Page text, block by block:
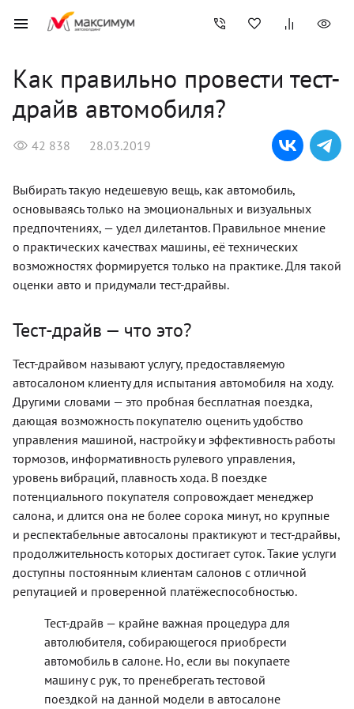
Как правильно провести тест-
драйв автомобиля?
42 838 28.03.2019
Выбирать такую недешевую вещь, как автомобиль,
основываясь только на эмоциональных и визуальных
предпочтениях, — удел дилетантов. Правильное мнение
о практических качествах машины, её технических
возможностях формируется только на практике. Для такой
оценки авто и придумали тест-драйвы.
Тест-драйв — что это?
Тест-драйвом называют услугу, предоставляемую
автосалоном клиенту для испытания автомобиля на ходу.
Другими словами — это пробная бесплатная поездка,
дающая возможность покупателю оценить удобство
управления машиной, настройку и эффективность работы
тормозов, информативность рулевого управления,
уровень вибраций, плавность хода. В поездке
потенциального покупателя сопровождает менеджер
салона, и длится она не более сорока минут, но крупные
и респектабельные автосалоны практикуют и тест-драйвы,
продолжительность которых достигает суток. Такие услуги
доступны постоянным клиентам салонов с отличной
репутацией и проверенной платёжеспособностью.
Тест-драйв — крайне важная процедура для
автолюбителя, собирающегося приобрести
автомобиль в салоне. Но, если вы покупаете
машину с рук, то пренебрегать тестовой
поездкой на данной модели в автосалоне